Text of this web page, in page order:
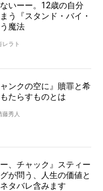
いーー。12歳の自分
う『スタンド・バイ・
魔法
レラト
ャンクの空に』贖罪と希
たらすものとは
藤秀人
ー、チャック』スティー
が問う、人生の価値と
タバレ含みます